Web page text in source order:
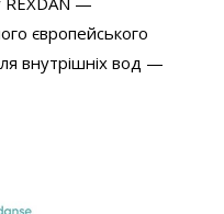
європейського
внутрішніх вод —